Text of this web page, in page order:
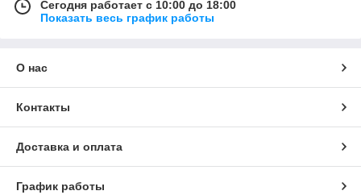
Сегодня работает с 10:00 до 18:00
Показать весь график работы
О нас
Контакты
Доставка и оплата
График работы